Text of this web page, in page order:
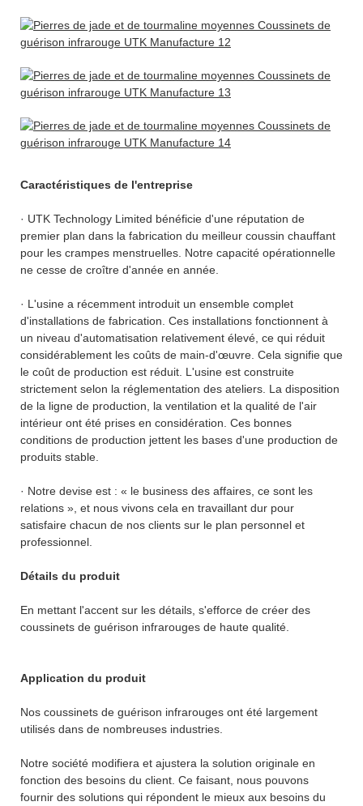
Caractéristiques de l'entreprise
· UTK Technology Limited bénéficie d'une réputation de
premier plan dans la fabrication du meilleur coussin chauffant
pour les crampes menstruelles. Notre capacité opérationnelle
ne cesse de croître d'année en année.
· L'usine a récemment introduit un ensemble complet
d'installations de fabrication. Ces installations fonctionnent à
un niveau d'automatisation relativement élevé, ce qui réduit
considérablement les coûts de main-d'œuvre. Cela signifie que
le coût de production est réduit. L'usine est construite
strictement selon la réglementation des ateliers. La disposition
de la ligne de production, la ventilation et la qualité de l'air
intérieur ont été prises en considération. Ces bonnes
conditions de production jettent les bases d'une production de
produits stable.
· Notre devise est : « le business des affaires, ce sont les
relations », et nous vivons cela en travaillant dur pour
satisfaire chacun de nos clients sur le plan personnel et
professionnel.
Détails du produit
En mettant l'accent sur les détails, s'efforce de créer des
coussinets de guérison infrarouges de haute qualité.
Application du produit
Nos coussinets de guérison infrarouges ont été largement
utilisés dans de nombreuses industries.
Notre société modifiera et ajustera la solution originale en
fonction des besoins du client. Ce faisant, nous pouvons
fournir des solutions qui répondent le mieux aux besoins du